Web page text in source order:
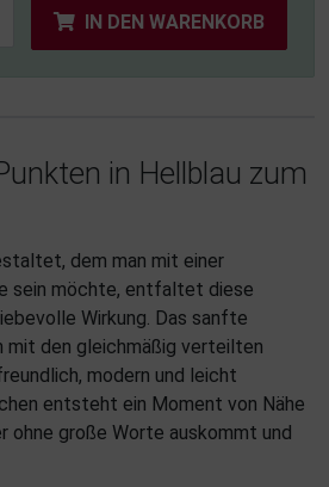
IN DEN WARENKORB
in Hellblau zum
dem man mit einer
sein möchte, entfaltet diese
Wirkung. Das sanfte
mit den gleichmäßig verteilten
modern und leicht
entsteht ein Moment von Nähe
ohne große Worte auskommt und